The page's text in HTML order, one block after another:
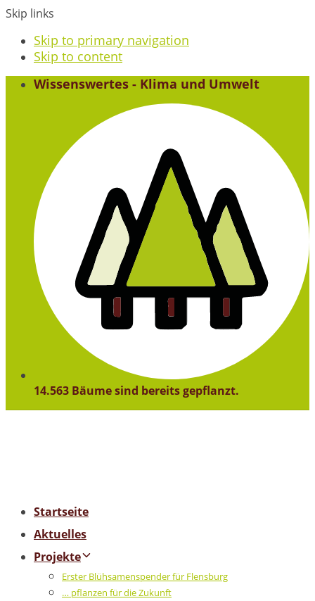
Skip links
Skip to primary navigation
Skip to content
Wissenswertes - Klima und Umwelt
14.563 Bäume sind bereits gepflanzt.
Startseite
Aktuelles
Projekte
Erster Blühsamenspender für Flensburg
… pflanzen für die Zukunft